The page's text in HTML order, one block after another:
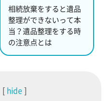
相続放棄をすると遺品
整理ができないって本
当？遺品整理をする時
の注意点とは
hide